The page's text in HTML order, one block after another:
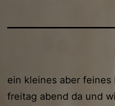
ein kleines aber feines
freitag abend da und